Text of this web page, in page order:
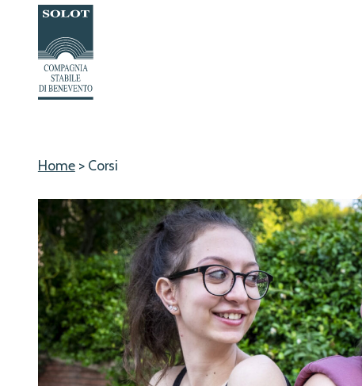
contenuto
Home> Corsi